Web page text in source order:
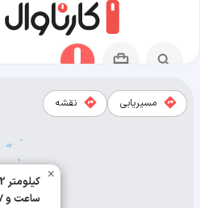
8032 کیلومتر
93 ساعت و 47 دقیقه
×
مسیریابی نقشه